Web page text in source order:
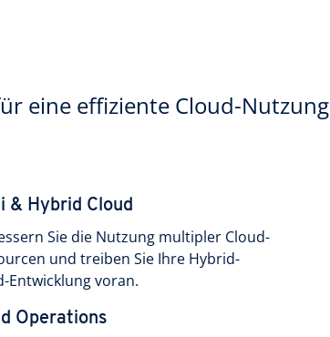
eine effiziente Cloud-Nutzung
& Hybrid Cloud
Sie die Nutzung multipler Cloud-
und treiben Sie Ihre Hybrid-
Entwicklung voran.
Operations